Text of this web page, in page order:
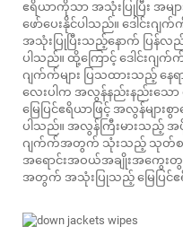
ဧရိယာကိုသာ အသုံးပြုပြီး အမျ
ဖော်ပေးနိုင်ပါသည်။ ဒေါင်
အသုံးပြုပြီးသည့်နောက် ပြ
ပါသည်။ ထို့ကြောင့် ဒေါင်း
ဂျက်က်များ ပြသထားသည့် န
လေးပါက အလွန်နည်းနည်းသေ
မြေပြင်ဧရိယာဖြင့် အလွန်များ
ပါသည်။ အလွန်ကြီးမားသည့် အပိုပ
ဂျက်က်အတွက် သုံးသည့် သုတ်စက်မ
အရောင်းအဝယ်အချိုးအကွေး
အတွက် အသုံးပြုသည့် မြေပြင်ဧ